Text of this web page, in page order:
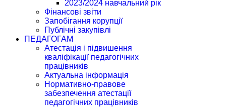
2023/2024 навчальний рік
Фінансові звіти
Запобігання корупції
Публічні закупівлі
ПЕДАГОГАМ
Атестація і підвишення
кваліфікації педагогічних
працівників
Актуальна інформація
Нормативно-правове
забезпечення атестації
педагогічних працівників